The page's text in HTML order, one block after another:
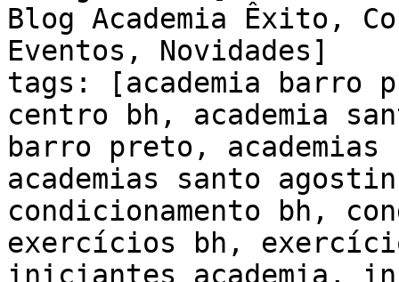
Blog Academia Êxito,
Eventos, Novidades]
tags: [academia barro
centro bh, academia
barro preto,
academias santo
condicionamento bh,
exercícios bh,
iniciantes academia,